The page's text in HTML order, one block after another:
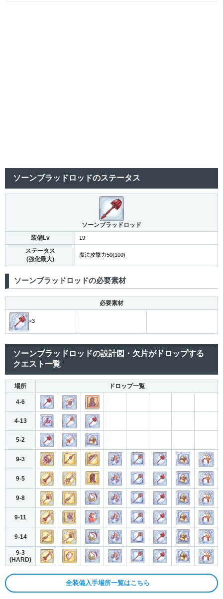
ソーンブラッドロッドのステータス
ソーンブラッドロッド
装備Lv
19
ステータス
(強化最大)
魔法攻撃力50(100)
ソーンブラッドロッドの必要素材
必要素材
×3
ソーンブラッドロッドの設計図・欠片がドロップする
クエスト一覧
場所 ドロップ一覧
4-6
4-13
5-2
9-3
9-5
9-8
9-11
9-14
9-3
(HARD)
全装備入手場所一覧はこちら